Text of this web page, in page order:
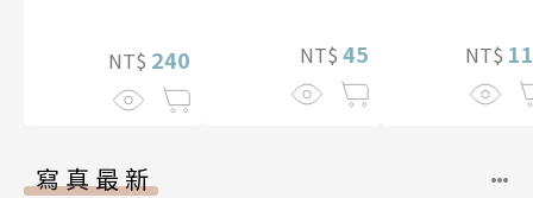
NT$ 240 NT$ 45
NT$
寫真最新